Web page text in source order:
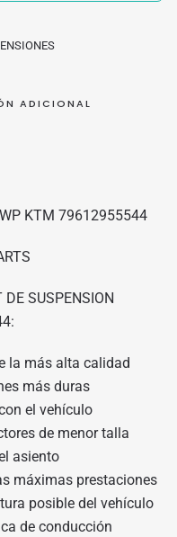
ADICIONAL
KTM 79612955544
SUSPENSION
la más alta calidad
más duras
el vehículo
de menor talla
asiento
máximas prestaciones
posible del vehículo
de conducción